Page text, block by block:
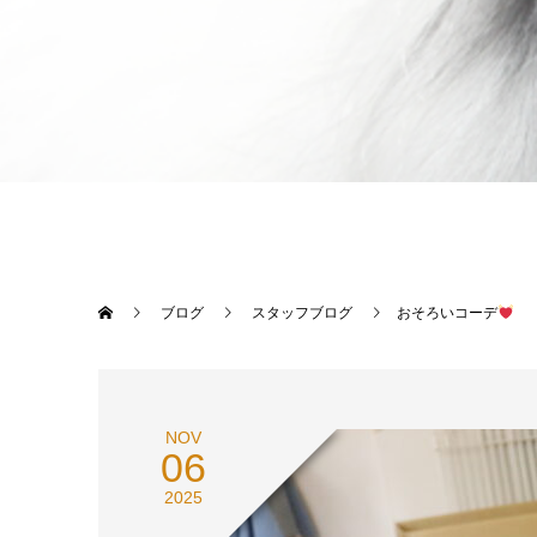
ブログ スタッフブログ おそろいコーデ
NOV
06
2025